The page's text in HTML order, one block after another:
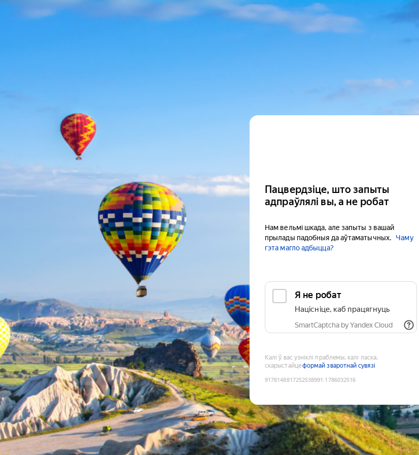
Пацвердзіце, што запыты
адпраўлялі вы, а не робат
Нам вельмі шкада, але запыты з вашай
прылады падобныя да аўтаматычных.
Чаму
гэта магло адбыцца?
Я не робат
Націсніце, каб працягнуць
SmartCaptcha by Yandex Cloud
Калі ў вас узніклі праблемы, калі ласка,
скарыстайцеформай зваротнай сувязі
9178148817252538991 :1786032516